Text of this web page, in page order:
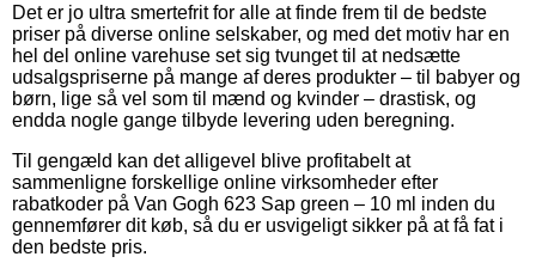
Det er jo ultra smertefrit for alle at finde frem til de bedste
priser på diverse online selskaber, og med det motiv har en
hel del online varehuse set sig tvunget til at nedsætte
udsalgspriserne på mange af deres produkter – til babyer og
børn, lige så vel som til mænd og kvinder – drastisk, og
endda nogle gange tilbyde levering uden beregning.
Til gengæld kan det alligevel blive profitabelt at
sammenligne forskellige online virksomheder efter
rabatkoder på Van Gogh 623 Sap green – 10 ml inden du
gennemfører dit køb, så du er usvigeligt sikker på at få fat i
den bedste pris.